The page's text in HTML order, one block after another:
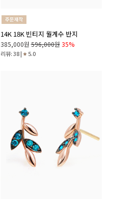
14K 18K 빈티지 월계수 반지
385,000원 596,000원 35%
리뷰: 38 | 5.0